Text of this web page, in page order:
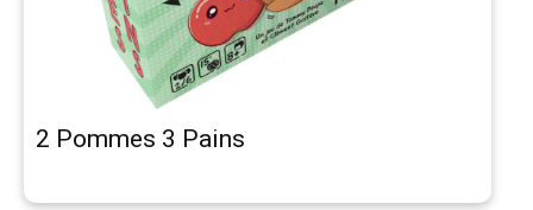
2 Pommes 3 Pains